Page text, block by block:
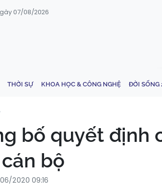
07/08/2026
THỜI SỰ KHOA HỌC & CÔNG NGHỆ ĐỜI SỐNG
bố quyết định
bộ
2020 09:16